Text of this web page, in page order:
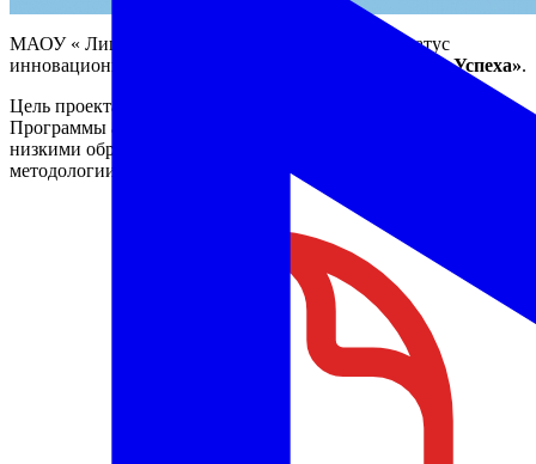
МАОУ « Лицей №82 г. Челябинска» присвоен статус
инновационной площадки тема проекта
«Навигатор Успеха».
Цель проекта: разработка и апробация муниципальной
Программы адресной методической поддержки школ с
низкими образовательными результатами на основе
методологии наставничества.